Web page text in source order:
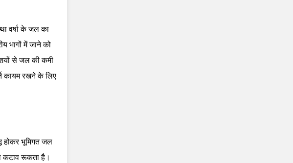
वर्षा के जल का
भागों में जाने को
से जल की कमी
कायम रखने के लिए
होकर भूमिगत जल
कटाव रूकता है।